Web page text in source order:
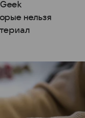
нельзя